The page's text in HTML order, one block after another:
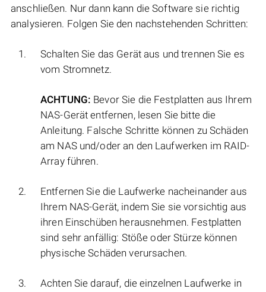
anschließen. Nur dann kann die Software sie richtig
analysieren. Folgen Sie den nachstehenden Schritten:
Schalten Sie das Gerät aus und trennen Sie es
vom Stromnetz.
ACHTUNG: Bevor Sie die Festplatten aus Ihrem
NAS-Gerät entfernen, lesen Sie bitte die
Anleitung. Falsche Schritte können zu Schäden
am NAS und/oder an den Laufwerken im RAID-
Array führen.
Entfernen Sie die Laufwerke nacheinander aus
Ihrem NAS-Gerät, indem Sie sie vorsichtig aus
ihren Einschüben herausnehmen. Festplatten
sind sehr anfällig: Stöße oder Stürze können
physische Schäden verursachen.
Achten Sie darauf, die einzelnen Laufwerke in